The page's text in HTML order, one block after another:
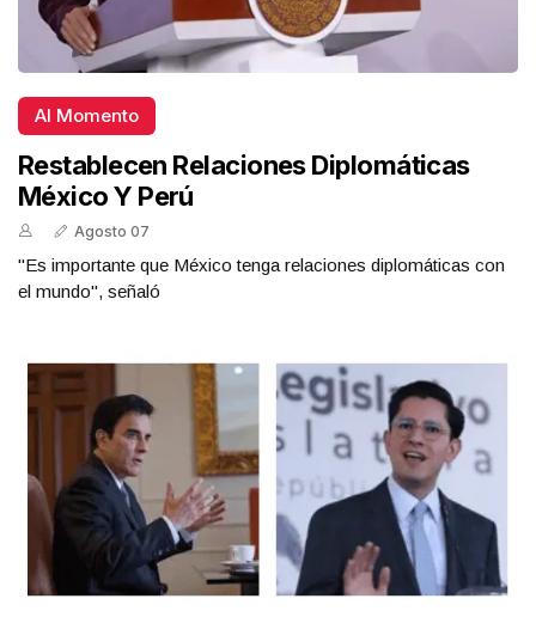
Al Momento
Restablecen Relaciones Diplomáticas
México Y Perú
Agosto 07
"Es importante que México tenga relaciones diplomáticas con
el mundo", señaló